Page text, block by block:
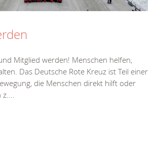
Mitglied werden! Menschen helfen,
Das Deutsche Rote Kreuz ist Teil einer
die Menschen direkt hilft oder
z....